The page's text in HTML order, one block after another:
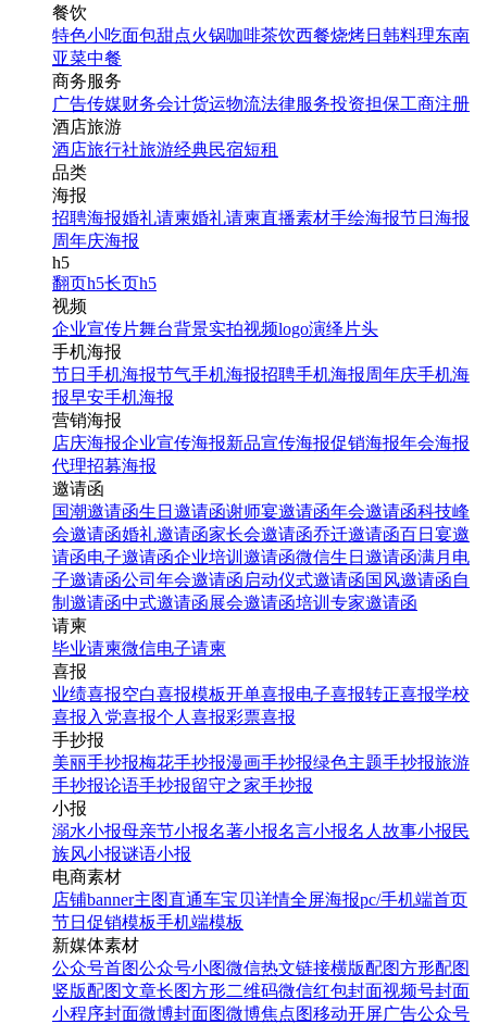
餐饮
特色小吃面包甜点火锅咖啡茶饮西餐烧烤日韩料理东南
亚菜中餐
商务服务
广告传媒财务会计货运物流法律服务投资担保工商注册
酒店旅游
酒店旅行社旅游经典民宿短租
品类
海报
招聘海报婚礼请柬婚礼请柬直播素材手绘海报节日海报
周年庆海报
h5
翻页h5长页h5
视频
企业宣传片舞台背景实拍视频logo演绎 片头
手机海报
节日手机海报节气手机海报招聘手机海报周年庆手机海
报早安手机海报
营销海报
店庆海报企业宣传海报新品宣传海报促销海报年会海报
代理招募海报
邀请函
国潮邀请函生日邀请函谢师宴邀请函年会邀请函科技峰
会邀请函婚礼邀请函家长会邀请函乔迁邀请函百日宴邀
请函电子邀请函企业培训邀请函微信生日邀请函满月电
子邀请函公司年会邀请函 启动仪式邀请函国风邀请函自
制邀请函中式邀请函展会邀请函培训专家邀请函
请柬
毕业请柬微信电子请柬
喜报
业绩喜报空白喜报模板开单喜报电子喜报转正喜报学校
喜报 入党喜报个人喜报彩票喜报
手抄报
美丽手抄报梅花手抄报漫画手抄报绿色主题手抄报旅游
手抄报论语手抄报留守之家手抄报
小报
溺水小报母亲节小报名著小报名言小报名人故事小报民
族风小报谜语小报
电商素材
店铺banner主图直通车宝贝详情全屏海报pc/手机端首页
节日促销模板手机端模板
新媒体素材
公众号首图公众号小图微信热文链接横版配图方形配图
竖版配图文章长图方形二维码微信红包封面视频号封面
小程序封面微博封面图微博焦点图移动开屏广告公众号